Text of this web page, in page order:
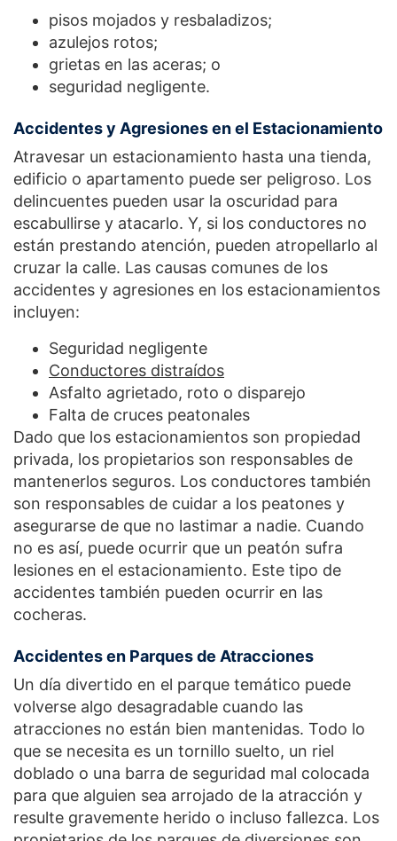
pisos mojados y resbaladizos;
azulejos rotos;
grietas en las aceras; o
seguridad negligente.
Accidentes y Agresiones en el Estacionamiento
Atravesar un estacionamiento hasta una tienda,
edificio o apartamento puede ser peligroso. Los
delincuentes pueden usar la oscuridad para
escabullirse y atacarlo. Y, si los conductores no
están prestando atención, pueden atropellarlo al
cruzar la calle. Las causas comunes de los
accidentes y agresiones en los estacionamientos
incluyen:
Seguridad negligente
Conductores distraídos
Asfalto agrietado, roto o disparejo
Falta de cruces peatonales
Dado que los estacionamientos son propiedad
privada, los propietarios son responsables de
mantenerlos seguros. Los conductores también
son responsables de cuidar a los peatones y
asegurarse de que no lastimar a nadie. Cuando
no es así, puede ocurrir que un peatón sufra
lesiones en el estacionamiento. Este tipo de
accidentes también pueden ocurrir en las
cocheras.
Accidentes en Parques de Atracciones
Un día divertido en el parque temático puede
volverse algo desagradable cuando las
atracciones no están bien mantenidas. Todo lo
que se necesita es un tornillo suelto, un riel
doblado o una barra de seguridad mal colocada
para que alguien sea arrojado de la atracción y
resulte gravemente herido o incluso fallezca. Los